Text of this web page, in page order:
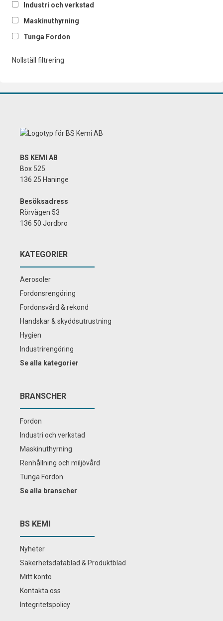
Industri och verkstad
Maskinuthyrning
Tunga Fordon
Nollställ filtrering
BS KEMI AB
Box 525
136 25 Haninge
Besöksadress
Rörvägen 53
136 50 Jordbro
KATEGORIER
Aerosoler
Fordonsrengöring
Fordonsvård & rekond
Handskar & skyddsutrustning
Hygien
Industrirengöring
Se alla kategorier
BRANSCHER
Fordon
Industri och verkstad
Maskinuthyrning
Renhållning och miljövård
Tunga Fordon
Se alla branscher
BS KEMI
Nyheter
Säkerhetsdatablad & Produktblad
Mitt konto
Kontakta oss
Integritetspolicy